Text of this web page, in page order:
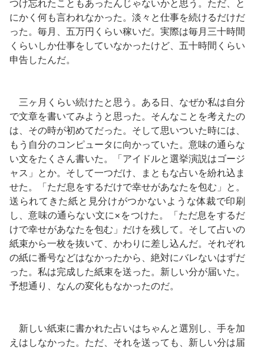
つけ忘れたこともあったんじゃないかと思う。ただ、と
にかく何も言われなかった。淡々と仕事を続けるだけだ
った。毎月、五万円くらい稼いだ。実際は毎月三十時間
くらいしか仕事をしていなかったけど、五十時間くらい
申告したんだ。
三ヶ月くらい続けたと思う。ある日、なぜか私は自分
で文章を書いてみようと思った。そんなことを考えたの
は、その時が初めてだった。そして思いついた時には、
もう自分のコンピュータに向かっていた。意味の通らな
い文をたくさん書いた。「アイドルと選挙演説はゴージ
ャス」とか。そして一つだけ、まともな占いを紛れ込ま
せた。「ただ息をするだけで幸せがあなたを包む」と。
送られてきた紙と見分けがつかないような体裁で印刷
し、意味の通らない文に×をつけた。「ただ息をするだ
けで幸せがあなたを包む」だけを残して。そして占いの
紙束から一枚を抜いて、かわりに差し込んだ。それぞれ
の紙に番号などはなかったから、絶対にバレないはずだ
った。私は完成した紙束を送った。新しい分が届いた。
予想通り、なんの変化もなかったのだ。
新しい紙束に書かれた占いはちゃんと選別し、手を加
えはしなかった。ただ、それを送っても、新しい分は届